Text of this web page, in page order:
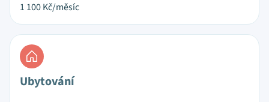
1 100Kč/měsíc
Ubytování